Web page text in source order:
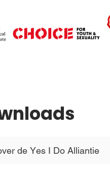
de Yes I Do Alliantie